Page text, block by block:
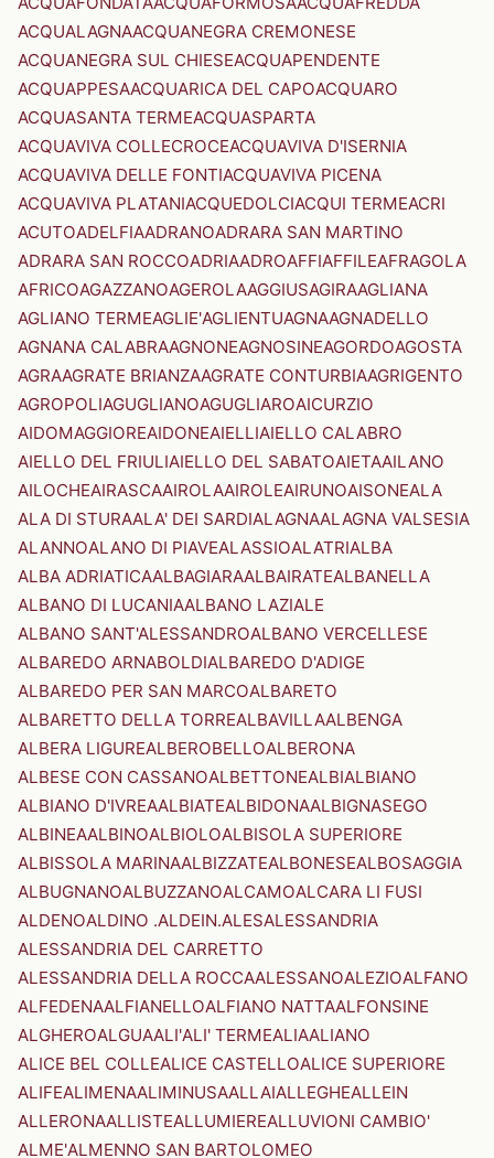
ACQUALAGNAACQUANEGRA CREMONESE
ACQUANEGRA SUL CHIESEACQUAPENDENTE
ACQUAPPESAACQUARICA DEL CAPOACQUARO
ACQUASANTA TERMEACQUASPARTA
ACQUAVIVA COLLECROCEACQUAVIVA D'ISERNIA
ACQUAVIVA DELLE FONTIACQUAVIVA PICENA
ACQUAVIVA PLATANIACQUEDOLCIACQUI TERMEACRI
ACUTOADELFIAADRANOADRARA SAN MARTINO
ADRARA SAN ROCCOADRIAADROAFFIAFFILEAFRAGOLA
AFRICOAGAZZANOAGEROLAAGGIUSAGIRAAGLIANA
AGLIANO TERMEAGLIE'AGLIENTUAGNAAGNADELLO
AGNANA CALABRAAGNONEAGNOSINEAGORDOAGOSTA
AGRAAGRATE BRIANZAAGRATE CONTURBIAAGRIGENTO
AGROPOLIAGUGLIANOAGUGLIAROAICURZIO
AIDOMAGGIOREAIDONEAIELLIAIELLO CALABRO
AIELLO DEL FRIULIAIELLO DEL SABATOAIETAAILANO
AILOCHEAIRASCAAIROLAAIROLEAIRUNOAISONEALA
ALA DI STURAALA' DEI SARDIALAGNAALAGNA VALSESIA
ALANNOALANO DI PIAVEALASSIOALATRIALBA
ALBA ADRIATICAALBAGIARAALBAIRATEALBANELLA
ALBANO DI LUCANIAALBANO LAZIALE
ALBANO SANT'ALESSANDROALBANO VERCELLESE
ALBAREDO ARNABOLDIALBAREDO D'ADIGE
ALBAREDO PER SAN MARCOALBARETO
ALBARETTO DELLA TORREALBAVILLAALBENGA
ALBERA LIGUREALBEROBELLOALBERONA
ALBESE CON CASSANOALBETTONEALBIALBIANO
ALBIANO D'IVREAALBIATEALBIDONAALBIGNASEGO
ALBINEAALBINOALBIOLOALBISOLA SUPERIORE
ALBISSOLA MARINAALBIZZATEALBONESEALBOSAGGIA
ALBUGNANOALBUZZANOALCAMOALCARA LI FUSI
ALDENOALDINO .ALDEIN.ALESALESSANDRIA
ALESSANDRIA DEL CARRETTO
ALESSANDRIA DELLA ROCCAALESSANOALEZIOALFANO
ALFEDENAALFIANELLOALFIANO NATTAALFONSINE
ALGHEROALGUAALI'ALI' TERMEALIAALIANO
ALICE BEL COLLEALICE CASTELLOALICE SUPERIORE
ALIFEALIMENAALIMINUSAALLAIALLEGHEALLEIN
ALLERONAALLISTEALLUMIEREALLUVIONI CAMBIO'
ALME'ALMENNO SAN BARTOLOMEO